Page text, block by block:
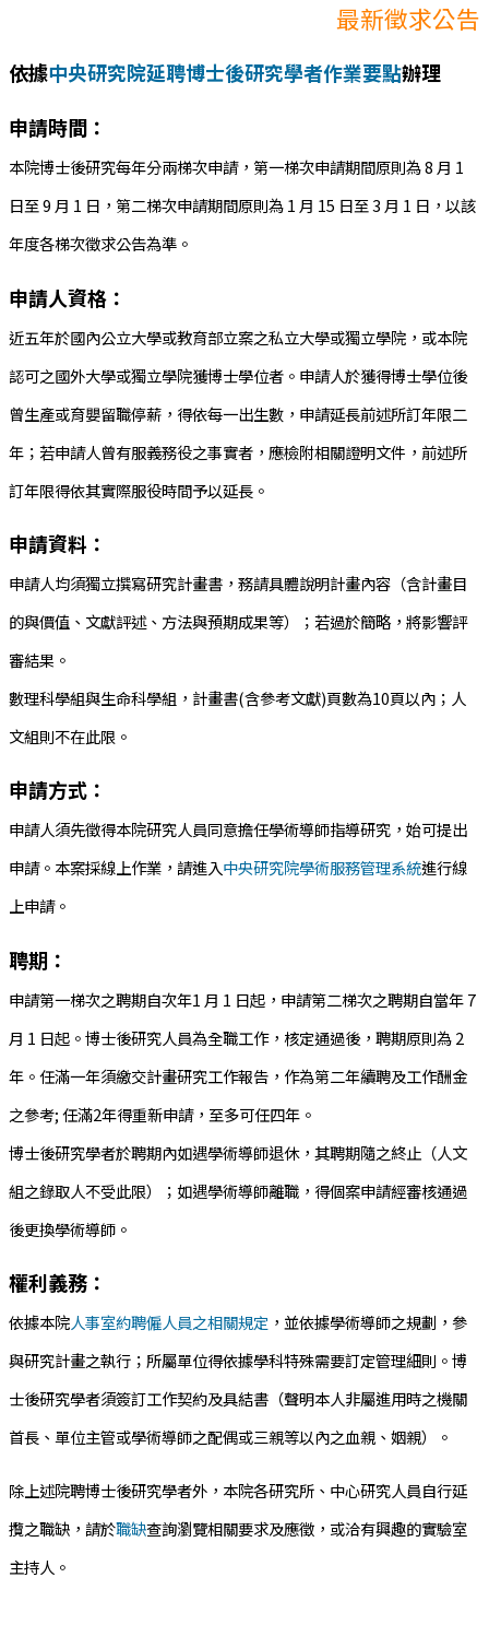
最新徵求公告
依據中央研究院延聘博士後研究學者作業要點辦理
申請時間：
本院博士後研究每年分兩梯次申請，第一梯次申請期間原則為 8 月 1
日至 9 月 1 日，第二梯次申請期間原則為 1 月 15 日至 3 月 1 日，以該
年度各梯次徵求公告為準。
申請人資格：
近五年於國內公立大學或教育部立案之私立大學或獨立學院，或本院
認可之國外大學或獨立學院獲博士學位者。申請人於獲得博士學位後
曾生產或育嬰留職停薪，得依每一出生數，申請延長前述所訂年限二
年；若申請人曾有服義務役之事實者，應檢附相關證明文件，前述所
訂年限得依其實際服役時間予以延長。
申請資料：
申請人均須獨立撰寫研究計畫書，務請具體說明計畫內容（含計畫目
的與價值、文獻評述、方法與預期成果等）；若過於簡略，將影響評
審結果。
數理科學組與生命科學組，計畫書(含參考文獻)頁數為10頁以內；人
文組則不在此限。
申請方式：
申請人須先徵得本院研究人員同意擔任學術導師指導研究，始可提出
申請。本案採線上作業，請進入中央研究院學術服務管理系統進行線
上申請。
聘期：
申請第一梯次之聘期自次年1 月 1 日起，申請第二梯次之聘期自當年 7
月 1 日起。博士後研究人員為全職工作，核定通過後，聘期原則為 2
年。任滿一年須繳交計畫研究工作報告，作為第二年續聘及工作酬金
之參考; 任滿2年得重新申請，至多可任四年。
博士後研究學者於聘期內如遇學術導師退休，其聘期隨之終止（人文
組之錄取人不受此限）；如遇學術導師離職，得個案申請經審核通過
後更換學術導師。
權利義務：
依據本院人事室約聘僱人員之相關規定 ，並依據學術導師之規劃，參
與研究計畫之執行；所屬單位得依據學科特殊需要訂定管理細則。博
士後研究學者須簽訂工作契約及具結書（聲明本人非屬進用時之機關
首長、單位主管或學術導師之配偶或三親等以內之血親、姻親）。
除上述院聘博士後研究學者外，本院各研究所、中心研究人員自行延
攬之職缺，請於職缺查詢瀏覽相關要求及應徵，或洽有興趣的實驗室
主持人。